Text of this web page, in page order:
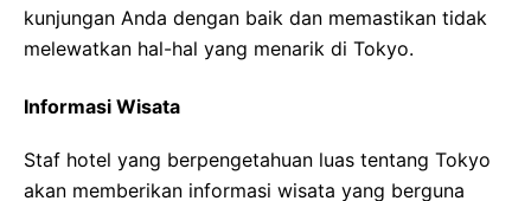
kunjungan Anda dengan baik dan memastikan tidak
melewatkan hal-hal yang menarik di Tokyo.
Informasi Wisata
Staf hotel yang berpengetahuan luas tentang Tokyo
akan memberikan informasi wisata yang berguna